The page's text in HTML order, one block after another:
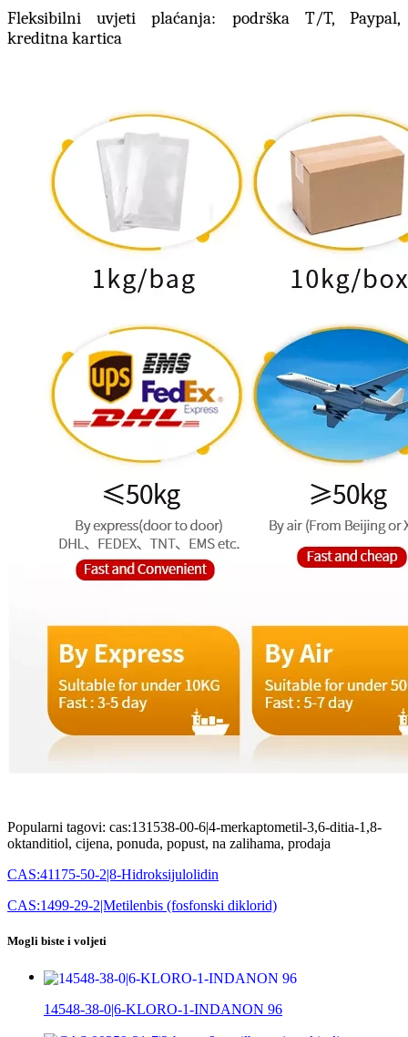
Fleksibilni uvjeti plaćanja: podrška T/T, Paypal,
kreditna kartica
Popularni tagovi: cas:131538-00-6|4-merkaptometil-3,6-ditia-1,8-
oktanditiol, cijena, ponuda, popust, na zalihama, prodaja
CAS:41175-50-2|8-Hidroksijulolidin
CAS:1499-29-2|Metilenbis (fosfonski diklorid)
Mogli biste i voljeti
14548-38-0|6-KLORO-1-INDANON 96